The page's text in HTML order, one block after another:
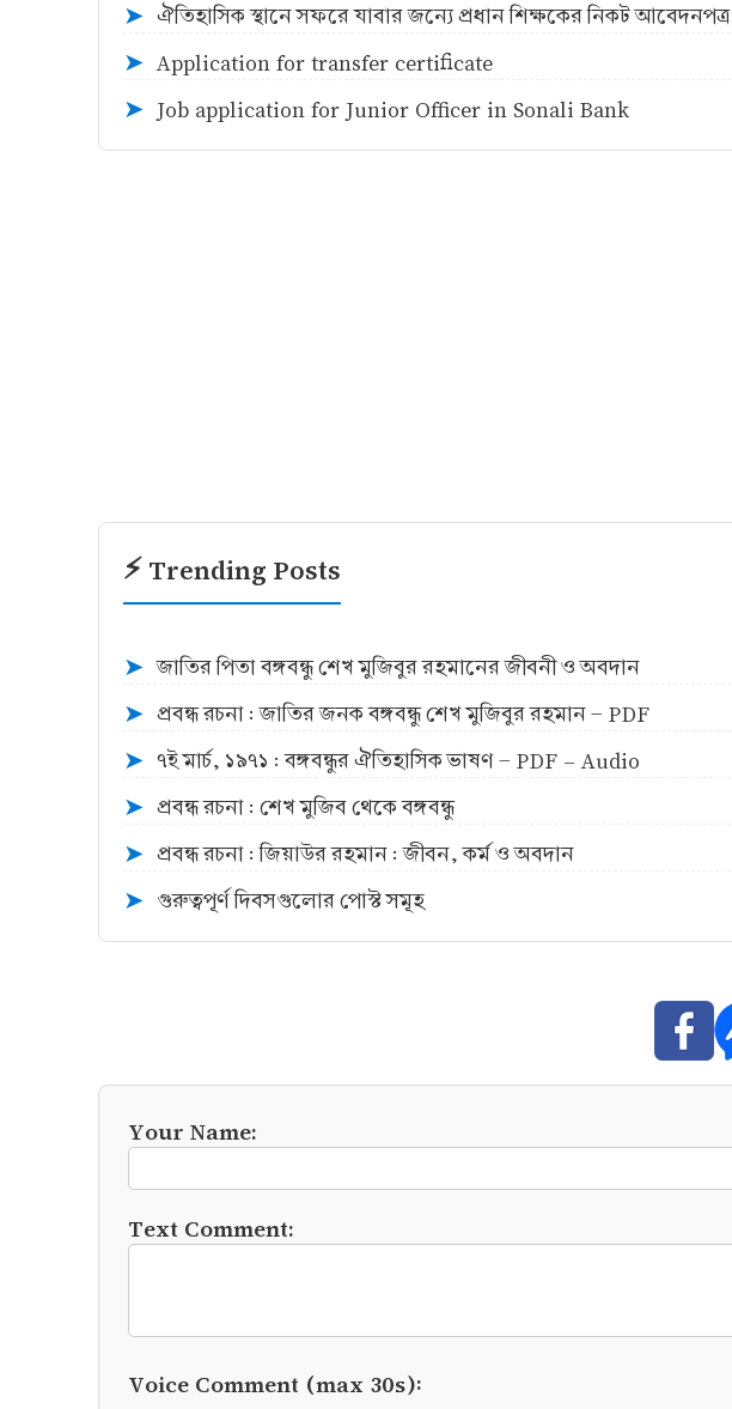
➤ ঐতিহাসিক স্থানে সফরে যাবার জন্যে প্রধান শিক্ষকের নিকট আবেদনপত্র
➤ Application for transfer certificate
➤ Job application for Junior Officer in Sonali Bank
⚡ Trending Posts
➤ জাতির পিতা বঙ্গবন্ধু শেখ মুজিবুর রহমানের জীবনী ও অবদান
➤ প্রবন্ধ রচনা : জাতির জনক বঙ্গবন্ধু শেখ মুজিবুর রহমান - PDF
➤ ৭ই মার্চ, ১৯৭১ : বঙ্গবন্ধুর ঐতিহাসিক ভাষণ - PDF - Audio
➤ প্রবন্ধ রচনা : শেখ মুজিব থেকে বঙ্গবন্ধু
➤ প্রবন্ধ রচনা : জিয়াউর রহমান : জীবন, কর্ম ও অবদান
➤ গুরুত্বপূর্ণ দিবসগুলোর পোস্ট সমূহ
Your Name:
Text Comment:
Voice Comment (max 30s):